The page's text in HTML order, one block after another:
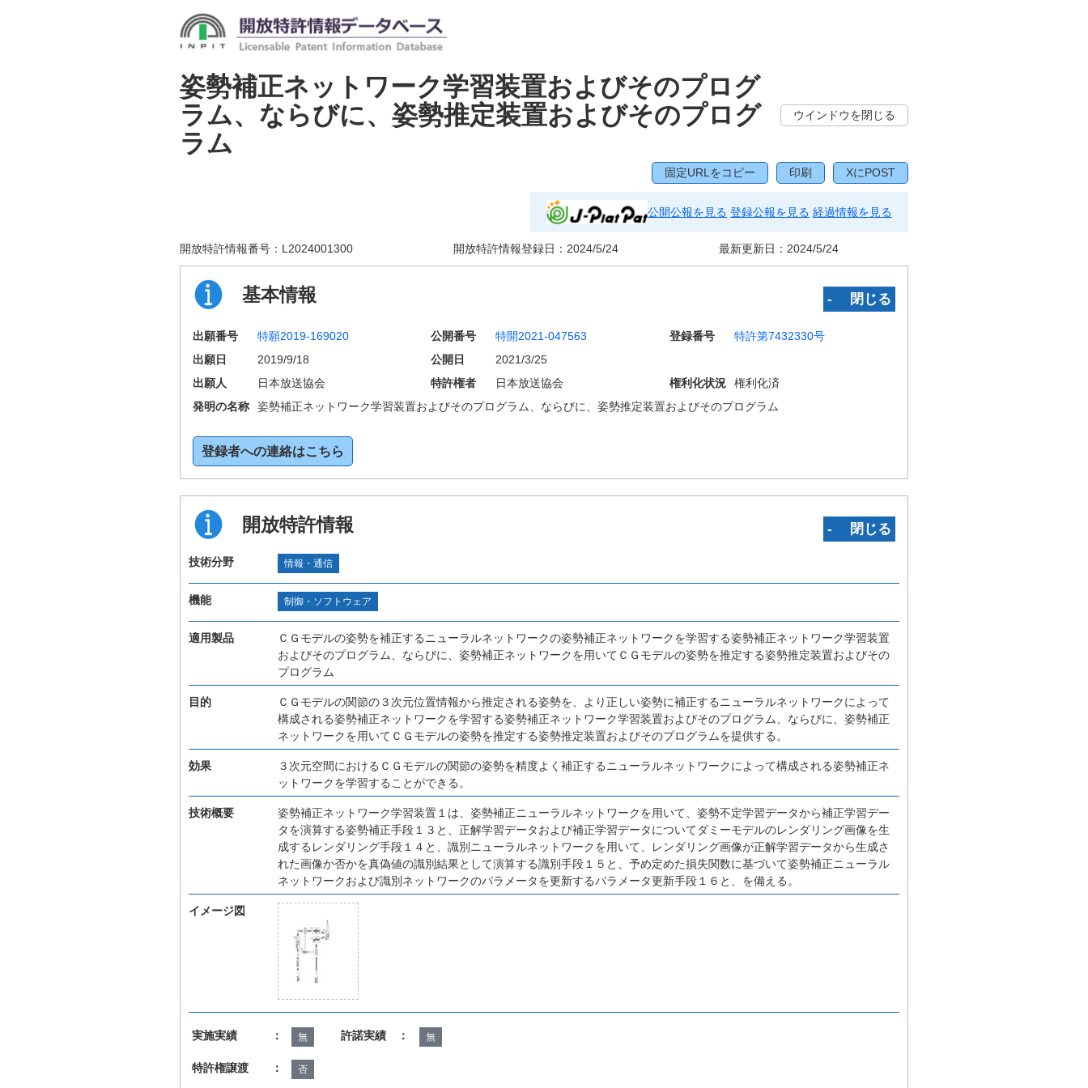
姿勢補正ネットワーク学習装置およびそのプログ
ラム、ならびに、姿勢推定装置およびそのプログ
ラム
ウインドウを閉じる
固定URLをコピー 印刷 XにPOST
公開公報を見る 登録公報を見る 経過情報を見る
開放特許情報番号： L2024001300 開放特許情報登録日： 2024/5/24 最新更新日： 2024/5/24
基本情報 ‐ 閉じる
出願番号 特願2019-169020 公開番号 特開2021-047563 登録番号
特許第7432330号
出願日
2019/9/18 公開日
2021/3/25
出願人
日本放送協会 特許権者 日本放送協会 権利化状況
権利化済
発明の名称
姿勢補正ネットワーク学習装置およびそのプログラム、ならびに、姿勢推定装置およびそのプログラム
登録者への連絡はこちら
開放特許情報 ‐ 閉じる
技術分野 情報・通信
機能 制御・ソフトウェア
適用製品
ＣＧモデルの姿勢を補正するニューラルネットワークの姿勢補正ネットワークを学習する姿勢補正ネットワーク学習装置
およびそのプログラム、ならびに、姿勢補正ネットワークを用いてＣＧモデルの姿勢を推定する姿勢推定装置およびその
プログラム
目的
ＣＧモデルの関節の３次元位置情報から推定される姿勢を、より正しい姿勢に補正するニューラルネットワークによって
構成される姿勢補正ネットワークを学習する姿勢補正ネットワーク学習装置およびそのプログラム、ならびに、姿勢補正
ネットワークを用いてＣＧモデルの姿勢を推定する姿勢推定装置およびそのプログラムを提供する。
効果
３次元空間におけるＣＧモデルの関節の姿勢を精度よく補正するニューラルネットワークによって構成される姿勢補正ネ
ットワークを学習することができる。
技術概要
姿勢補正ネットワーク学習装置１は、姿勢補正ニューラルネットワークを用いて、姿勢不定学習データから補正学習デー
タを演算する姿勢補正手段１３と、正解学習データおよび補正学習データについてダミーモデルのレンダリング画像を生
成するレンダリング手段１４と、識別ニューラルネットワークを用いて、レンダリング画像が正解学習データから生成さ
れた画像か否かを真偽値の識別結果として演算する識別手段１５と、予め定めた損失関数に基づいて姿勢補正ニューラル
ネットワークおよび識別ネットワークのパラメータを更新するパラメータ更新手段１６と、を備える。
イメージ図
実施実績 ： 無 許諾実績 ： 無
特許権譲渡 ： 否